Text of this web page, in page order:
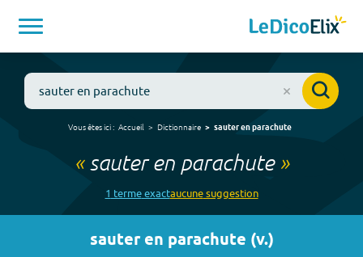
Vous êtes ici : Accueil Dictionnaire sauter en parachute
«sauter en parachute»
1 termeexactaucunesuggestion
sauter en parachute (v.)